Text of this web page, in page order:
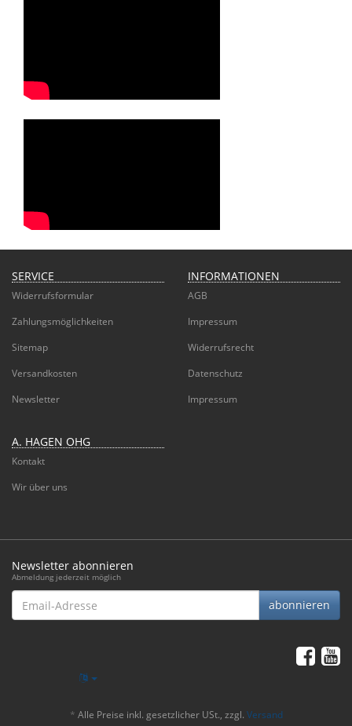
SERVICE
Widerrufsformular
Zahlungsmöglichkeiten
Sitemap
Versandkosten
Newsletter
INFORMATIONEN
AGB
Impressum
Widerrufsrecht
Datenschutz
Impressum
A. HAGEN OHG
Kontakt
Wir über uns
Newsletter abonnieren
Abmeldung jederzeit möglich
Email-
Adresse
abonnieren
* Alle Preise inkl. gesetzlicher USt., zzgl. Versand